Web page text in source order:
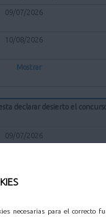
necesarias para el correcto
09/07/2026
10/08/2026
Mostrar
declarar desierto el
09/07/2026